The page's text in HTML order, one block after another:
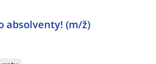
absolventy! (m/ž)